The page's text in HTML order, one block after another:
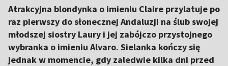
Atrakcyjna blondynka o imieniu Claire przylatuje po
raz pierwszy do słonecznej Andaluzji na ślub swojej
młodszej siostry Laury i jej zabójczo przystojnego
wybranka o imieniu Alvaro. Sielanka kończy się
jednak w momencie, gdy zaledwie kilka dni przed